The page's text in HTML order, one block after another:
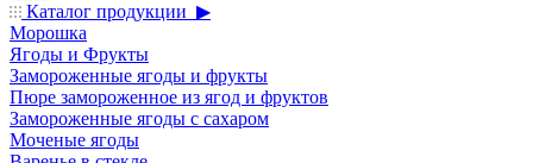
Каталог продукции ▶
Морошка
Ягоды и Фрукты
Замороженные ягоды и фрукты
Пюре замороженное из ягод и фруктов
Замороженные ягоды с сахаром
Моченые ягоды